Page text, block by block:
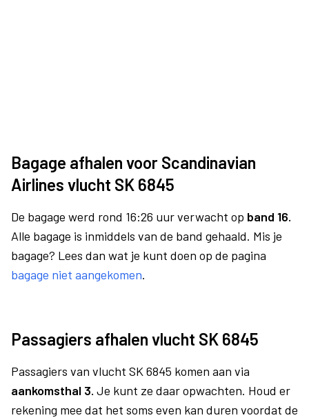
Bagage afhalen voor Scandinavian
Airlines vlucht SK 6845
De bagage werd rond 16:26 uur verwacht op band 16.
Alle bagage is inmiddels van de band gehaald. Mis je
bagage? Lees dan wat je kunt doen op de pagina
bagage niet aangekomen.
Passagiers afhalen vlucht SK 6845
Passagiers van vlucht SK 6845 komen aan via
aankomsthal 3. Je kunt ze daar opwachten. Houd er
rekening mee dat het soms even kan duren voordat de